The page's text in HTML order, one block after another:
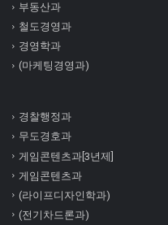
부동산과
철도경영과
경영학과
(마케팅경영과)
경찰행정과
무도경호과
게임콘텐츠과[3년제]
게임콘텐츠과
(라이프디자인학과)
(전기차드론과)